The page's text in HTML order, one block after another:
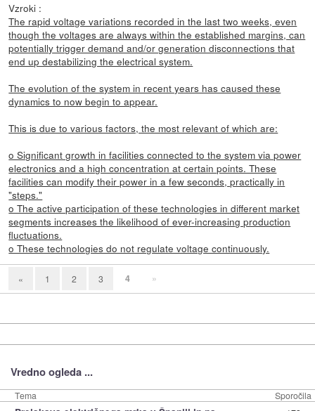
Vzroki :
The rapid voltage variations recorded in the last two weeks, even
though the voltages are always within the established margins, can
potentially trigger demand and/or generation disconnections that
end up destabilizing the electrical system.
The evolution of the system in recent years has caused these
dynamics to now begin to appear.
This is due to various factors, the most relevant of which are:
o Significant growth in facilities connected to the system via power
electronics and a high concentration at certain points. These
facilities can modify their power in a few seconds, practically in
"steps."
o The active participation of these technologies in different market
segments increases the likelihood of ever-increasing production
fluctuations.
o These technologies do not regulate voltage continuously.
« 1 2 3 4 »
Vredno ogleda ...
Tema Sporočila